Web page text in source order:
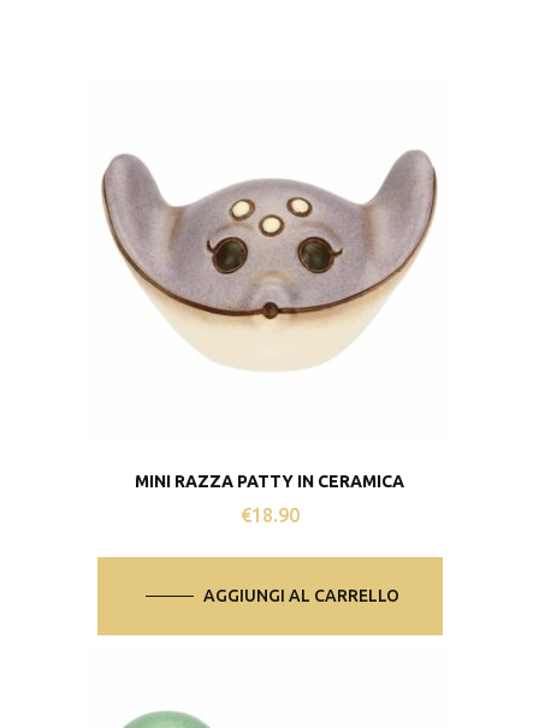
MINI RAZZA PATTY IN CERAMICA
€18.90
AGGIUNGI AL CARRELLO